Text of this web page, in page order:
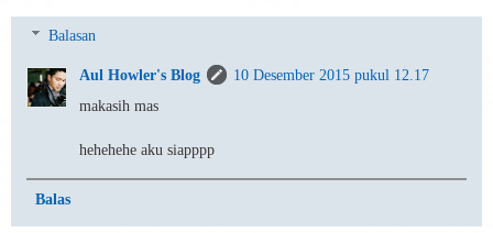
Balasan
Aul Howler's Blog
10 Desember 2015 pukul 12.17
makasih mas
hehehehe aku siapppp
Balas